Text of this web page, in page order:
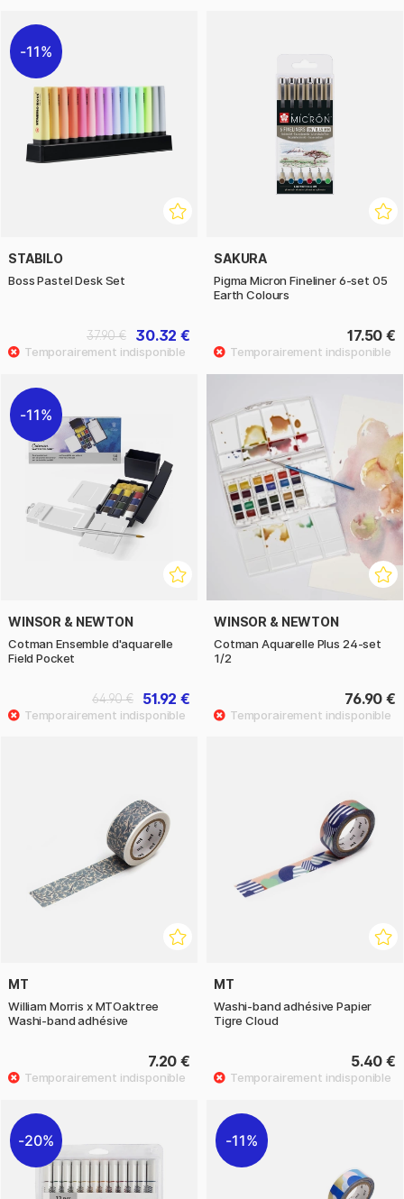
11%
STABILO
Boss Pastel Desk Set
30.32 €
37.90 €
SAKURA
Pigma Micron Fineliner 6-set 05
Earth Colours
17.50 €
11%
WINSOR & NEWTON
Cotman Ensemble d'aquarelle
Field Pocket
51.92 €
64.90 €
WINSOR & NEWTON
Cotman Aquarelle Plus 24-set
1/2
76.90 €
MT
William Morris x MTOaktree
Washi-band adhésive
7.20 €
MT
Washi-band adhésive Papier
Tigre Cloud
5.40 €
20% 11%